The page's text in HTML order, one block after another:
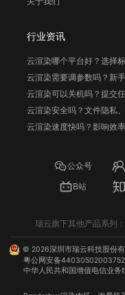
行业资讯
云渲染哪个平台好？选择
云渲染需要调参数吗？新
云渲染安全吗？文件隐私
云渲染速度快吗？影响效
公众号
B站
瑞云旗下其他产品系列：
© 2026深圳市瑞云科技股份
粤公网安备
中华人民共和国增值电信业